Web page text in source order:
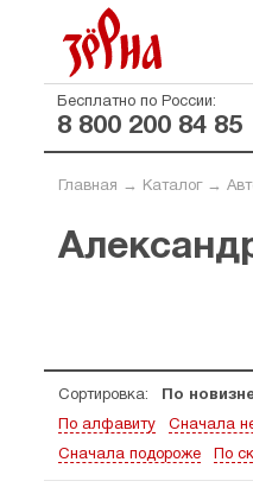
Бесплатно по России:
8 800 200 84 85
Главная → Каталог→
Сортировка: По
По алфавиту Сначала
Сначала подороже По